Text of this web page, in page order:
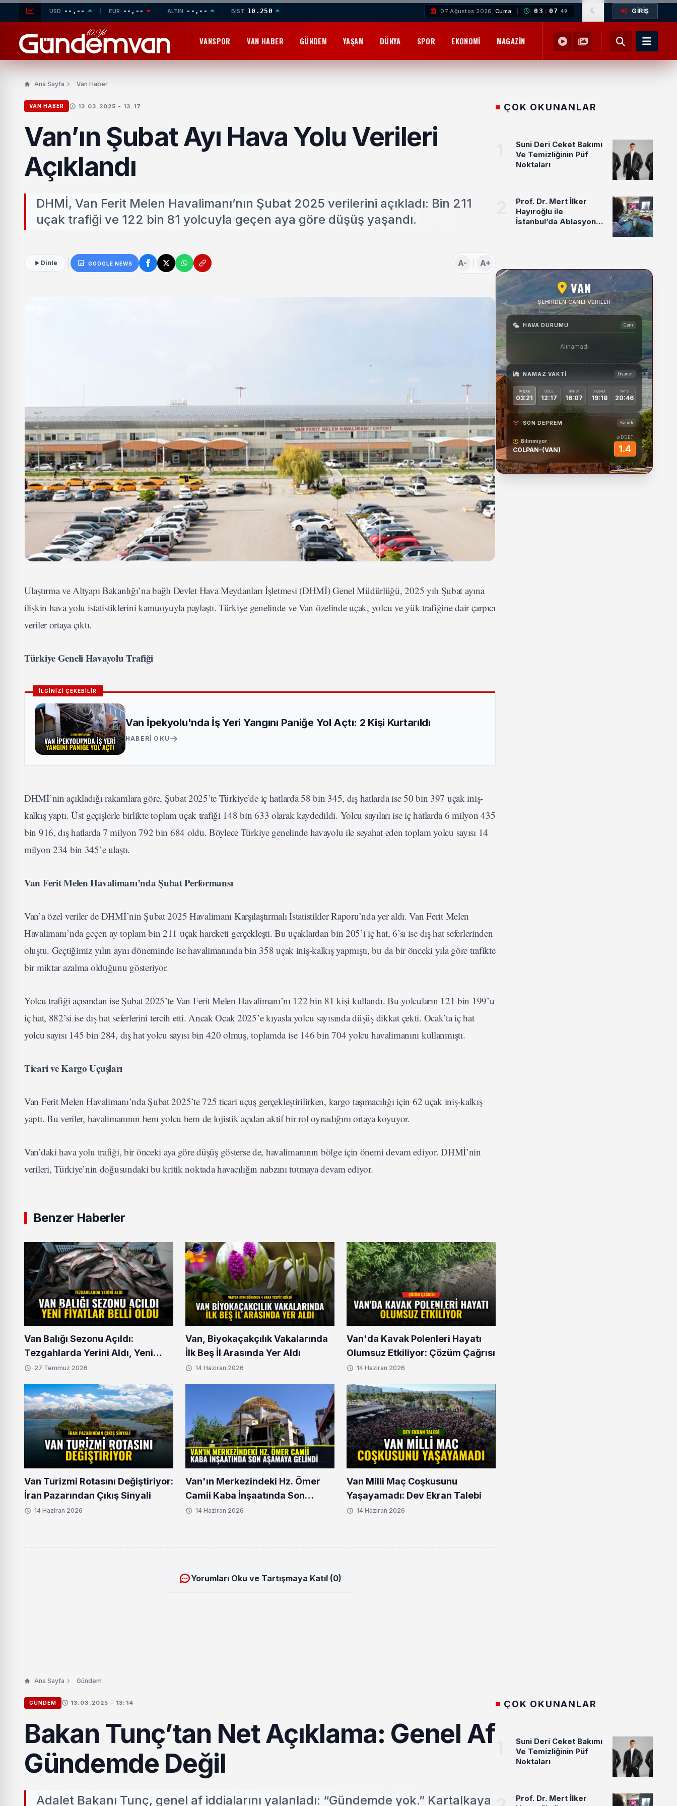
USD --,-- EUR --,-- ALTIN --,-- BIST 10.250 07 Ağustos 2026,Cuma 03 : 07 50 GİRİŞ
VANSPOR VAN HABER GÜNDEM YAŞAM DÜNYA SPOR EKONOMI MAGAZIN YEMEK TARIFLERI SAĞLIK
Ana Sayfa Van Haber
VAN HABER 13.03.2025 - 13:17
Van’ın Şubat Ayı Hava Yolu Verileri
Açıklandı
DHMİ, Van Ferit Melen Havalimanı’nın Şubat 2025 verilerini açıkladı: Bin 211
uçak trafiği ve 122 bin 81 yolcuyla geçen aya göre düşüş yaşandı.
Dinle GOOGLE NEWS A- A+
Ulaştırma ve Altyapı Bakanlığı’na bağlı Devlet Hava Meydanları İşletmesi (DHMİ) Genel Müdürlüğü, 2025 yılı Şubat ayına
ilişkin hava yolu istatistiklerini kamuoyuyla paylaştı. Türkiye genelinde ve Van özelinde uçak, yolcu ve yük trafiğine dair çarpıcı
veriler ortaya çıktı.
Türkiye Geneli Havayolu Trafiği
İLGİNİZİ ÇEKEBİLİR
Van İpekyolu'nda İş Yeri Yangını Paniğe Yol Açtı: 2 Kişi Kurtarıldı
HABERI OKU
DHMİ’nin açıkladığı rakamlara göre, Şubat 2025’te Türkiye’de iç hatlarda 58 bin 345, dış hatlarda ise 50 bin 397 uçak iniş-
kalkış yaptı. Üst geçişlerle birlikte toplam uçak trafiği 148 bin 633 olarak kaydedildi. Yolcu sayıları ise iç hatlarda 6 milyon 435
bin 916, dış hatlarda 7 milyon 792 bin 684 oldu. Böylece Türkiye genelinde havayolu ile seyahat eden toplam yolcu sayısı 14
milyon 234 bin 345’e ulaştı.
Van Ferit Melen Havalimanı’nda Şubat Performansı
Van’a özel veriler de DHMİ’nin Şubat 2025 Havalimanı Karşılaştırmalı İstatistikler Raporu’nda yer aldı. Van Ferit Melen
Havalimanı’nda geçen ay toplam bin 211 uçak hareketi gerçekleşti. Bu uçaklardan bin 205’i iç hat, 6’sı ise dış hat seferlerinden
oluştu. Geçtiğimiz yılın aynı döneminde ise havalimanında bin 358 uçak iniş-kalkış yapmıştı, bu da bir önceki yıla göre trafikte
bir miktar azalma olduğunu gösteriyor.
Yolcu trafiği açısından ise Şubat 2025’te Van Ferit Melen Havalimanı’nı 122 bin 81 kişi kullandı. Bu yolcuların 121 bin 199’u
iç hat, 882’si ise dış hat seferlerini tercih etti. Ancak Ocak 2025’e kıyasla yolcu sayısında düşüş dikkat çekti. Ocak’ta iç hat
yolcu sayısı 145 bin 284, dış hat yolcu sayısı bin 420 olmuş, toplamda ise 146 bin 704 yolcu havalimanını kullanmıştı.
Ticari ve Kargo Uçuşları
Van Ferit Melen Havalimanı’nda Şubat 2025’te 725 ticari uçuş gerçekleştirilirken, kargo taşımacılığı için 62 uçak iniş-kalkış
yaptı. Bu veriler, havalimanının hem yolcu hem de lojistik açıdan aktif bir rol oynadığını ortaya koyuyor.
Van’daki hava yolu trafiği, bir önceki aya göre düşüş gösterse de, havalimanının bölge için önemi devam ediyor. DHMİ’nin
verileri, Türkiye’nin doğusundaki bu kritik noktada havacılığın nabzını tutmaya devam ediyor.
Benzer Haberler
Van Balığı Sezonu Açıldı:
Tezgahlarda Yerini Aldı, Yeni
Fiyatlar Belli Oldu
27 Temmuz 2026
Van, Biyokaçakçılık Vakalarında
İlk Beş İl Arasında Yer Aldı
14 Haziran 2026
Van'da Kavak Polenleri Hayatı
Olumsuz Etkiliyor: Çözüm Çağrısı
14 Haziran 2026
Van Turizmi Rotasını Değiştiriyor:
İran Pazarından Çıkış Sinyali
14 Haziran 2026
Van'ın Merkezindeki Hz. Ömer
Camii Kaba İnşaatında Son
Aşamaya Gelindi
14 Haziran 2026
Van Milli Maç Coşkusunu
Yaşayamadı: Dev Ekran Talebi
14 Haziran 2026
Yorumları Oku ve Tartışmaya Katıl (0)
ÇOK OKUNANLAR
Suni Deri Ceket Bakımı
Ve Temizliğinin Püf
Noktaları
Prof. Dr. Mert İlker
Hayıroğlu ile
İstanbul’da Ablasyon
VAN
ŞEHIRDEN CANLI VERILER
HAVA DURUMU Canlı
Alınamadı
NAMAZ VAKTI Diyanet
İMSAK
03:21
ÖĞLE
12:17
İKINDI
16:07
AKŞAM
19:18
YATSI
20:46
SON DEPREM Kandilli
Bilinmiyor
COLPAN-(VAN)
ŞİDDET
1.4
Ana Sayfa Gündem
GÜNDEM 13.03.2025 - 13:14
Bakan Tunç’tan Net Açıklama: Genel Af
Gündemde Değil
Adalet Bakanı Tunç, genel af iddialarını yalanladı: “Gündemde yok.” Kartalkaya
ÇOK OKUNANLAR
Suni Deri Ceket Bakımı
Ve Temizliğinin Püf
Noktaları
Prof. Dr. Mert İlker